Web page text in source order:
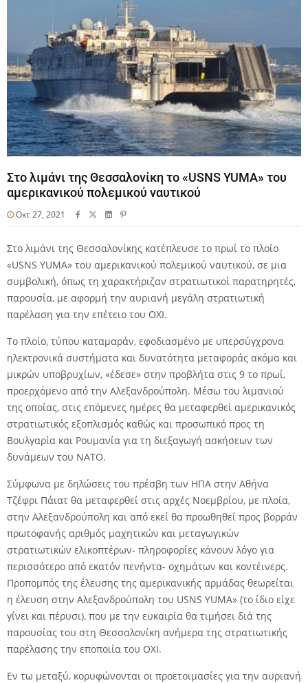
Στο λιμάνι της Θεσσαλονίκη το «USNS YUMA» του
αμερικανικού πολεμικού ναυτικού
Οκτ 27, 2021
Στο λιμάνι της Θεσσαλονίκης κατέπλευσε το πρωί το πλοίο
«USNS YUMA» του αμερικανικού πολεμικού ναυτικού, σε μια
συμβολική, όπως τη χαρακτήριζαν στρατιωτικοί παρατηρητές,
παρουσία, με αφορμή την αυριανή μεγάλη στρατιωτική
παρέλαση για την επέτειο του ΟΧΙ.
Το πλοίο, τύπου καταμαράν, εφοδιασμένο με υπερσύγχρονα
ηλεκτρονικά συστήματα και δυνατότητα μεταφοράς ακόμα και
μικρών υποβρυχίων, «έδεσε» στην προβλήτα στις 9 το πρωί,
προερχόμενο από την Αλεξανδρούπολη. Μέσω του λιμανιού
της οποίας, στις επόμενες ημέρες θα μεταφερθεί αμερικανικός
στρατιωτικός εξοπλισμός καθώς και προσωπικό προς τη
Βουλγαρία και Ρουμανία για τη διεξαγωγή ασκήσεων των
δυνάμεων του ΝΑΤΟ.
Σύμφωνα με δηλώσεις του πρέσβη των ΗΠΑ στην Αθήνα
Τζέφρι Πάιατ θα μεταφερθεί στις αρχές Νοεμβρίου, με πλοία,
στην Αλεξανδρούπολη και από εκεί θα προωθηθεί προς βορράν
πρωτοφανής αριθμός μαχητικών και μεταγωγικών
στρατιωτικών ελικοπτέρων- πληροφορίες κάνουν λόγο για
περισσότερο από εκατόν πενήντα- οχημάτων και κοντέινερς.
Προπομπός της έλευσης της αμερικανικής αρμάδας θεωρείται
η έλευση στην Αλεξανδρούπολη του USNS YUMA» (το ίδιο είχε
γίνει και πέρυσι), που με την ευκαιρία θα τιμήσει διά της
παρουσίας του στη Θεσσαλονίκη ανήμερα της στρατιωτικής
παρέλασης την εποποιία του ΟΧΙ.
Εν τω μεταξύ, κορυφώνονται οι προετοιμασίες για την αυριανή